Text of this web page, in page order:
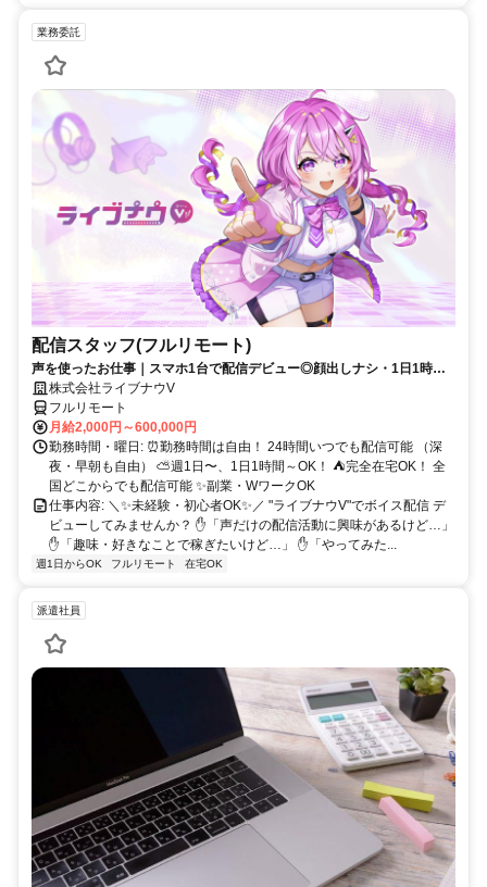
業務委託
配信スタッフ(フルリモート)
声を使ったお仕事｜スマホ1台で配信デビュー◎顔出しナシ・1日1時間
～OK♪
株式会社ライブナウV
フルリモート
月給2,000円～600,000円
勤務時間・曜日: ⏰勤務時間は自由！ 24時間いつでも配信可能 （深
夜・早朝も自由） ⛅週1日〜、1日1時間～OK！ ⛺完全在宅OK！ 全
国どこからでも配信可能 ✨副業・WワークOK
仕事内容: ＼✨未経験・初心者OK✨／ "ライブナウV"でボイス配信 デ
ビューしてみませんか？ ✋「声だけの配信活動に興味があるけど…」
✋「趣味・好きなことで稼ぎたいけど…」 ✋「やってみた...
週1日からOK フルリモート 在宅OK
派遣社員